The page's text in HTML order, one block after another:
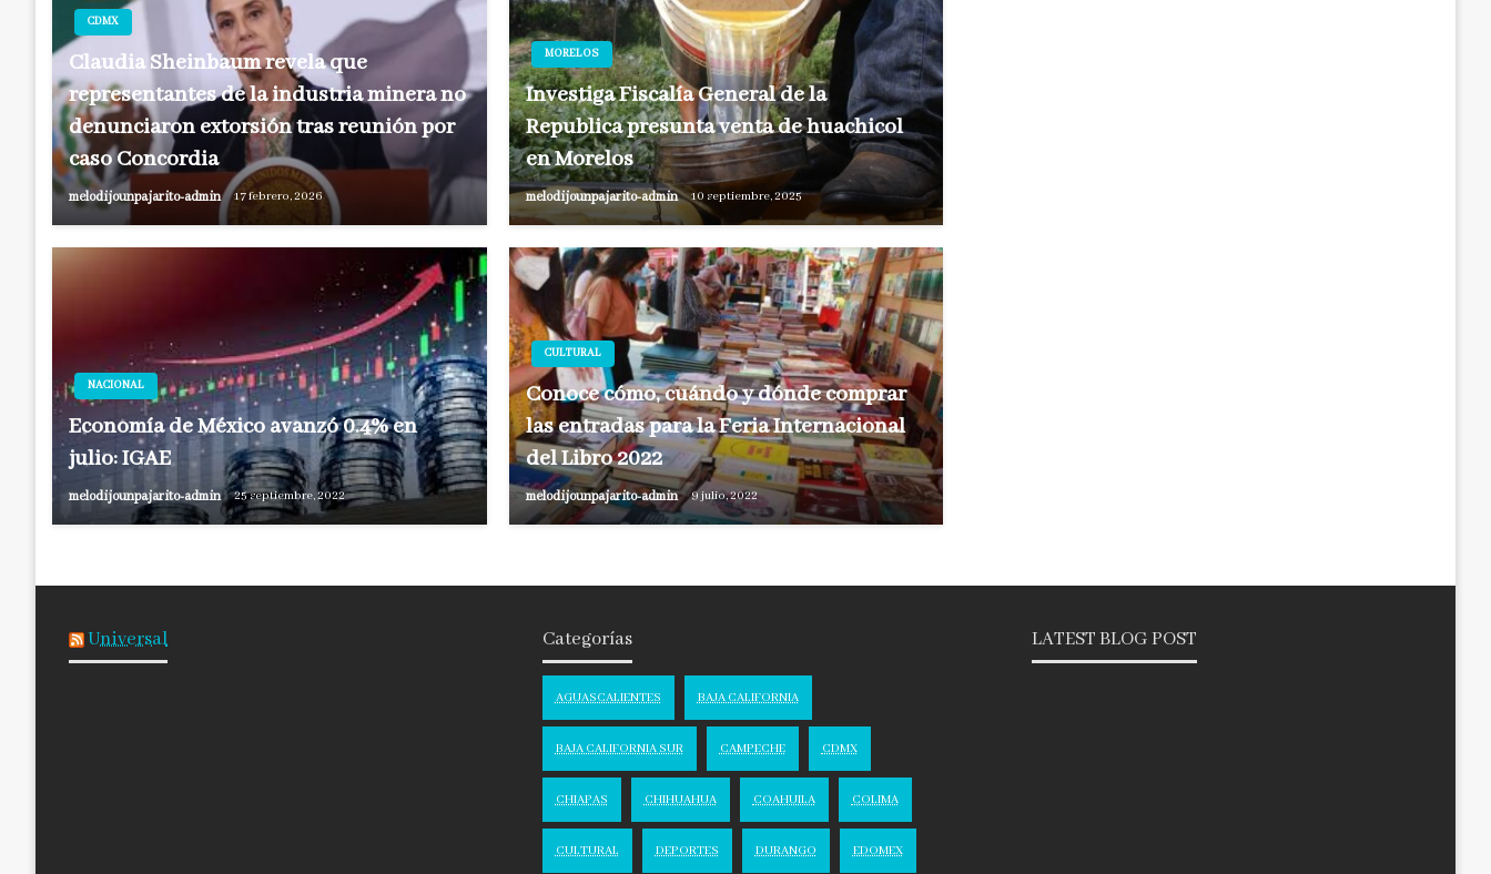
CDMX
Claudia Sheinbaum revela que
representantes de la industria minera no
denunciaron extorsión tras reunión por
caso Concordia
melodijounpajarito-admin 17 febrero, 2026
MORELOS
Investiga Fiscalía General de la
Republica presunta venta de huachicol
en Morelos
melodijounpajarito-admin 10 septiembre, 2025
NACIONAL
Economía de México avanzó 0.4% en
julio: IGAE
melodijounpajarito-admin 25 septiembre, 2022
CULTURAL
Conoce cómo, cuándo y dónde comprar
las entradas para la Feria Internacional
del Libro 2022
melodijounpajarito-admin 9 julio, 2022
Universal Categorías
AGUASCALIENTES BAJA CALIFORNIA
BAJA CALIFORNIA SUR CAMPECHE CDMX
CHIAPAS CHIHUAHUA COAHUILA COLIMA
CULTURAL DEPORTES DURANGO EDOMEX
LATEST BLOG POST